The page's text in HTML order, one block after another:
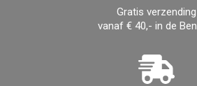
Gratis verzending
vanaf € 40,- in de